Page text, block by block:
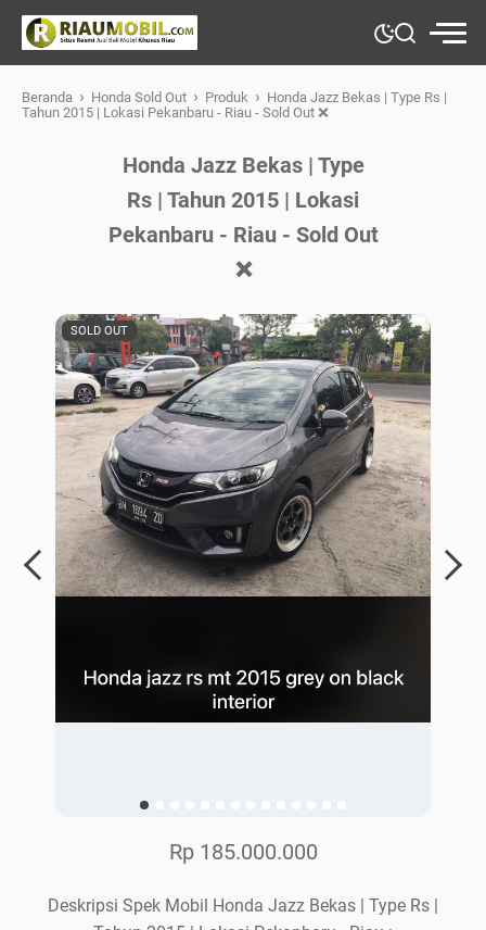
Beranda › Honda Sold Out › Produk › Honda Jazz Bekas | Type Rs |
Tahun 2015 | Lokasi Pekanbaru - Riau - Sold Out ❌
Honda Jazz Bekas | Type
Rs | Tahun 2015 | Lokasi
Pekanbaru - Riau - Sold Out
❌
SOLD OUT
Rp 185.000.000
Deskripsi Spek Mobil Honda Jazz Bekas | Type Rs |